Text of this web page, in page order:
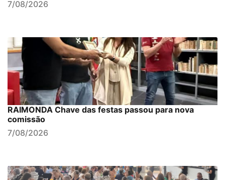
7/08/2026
RAIMONDA Chave das festas passou para nova
comissão
7/08/2026